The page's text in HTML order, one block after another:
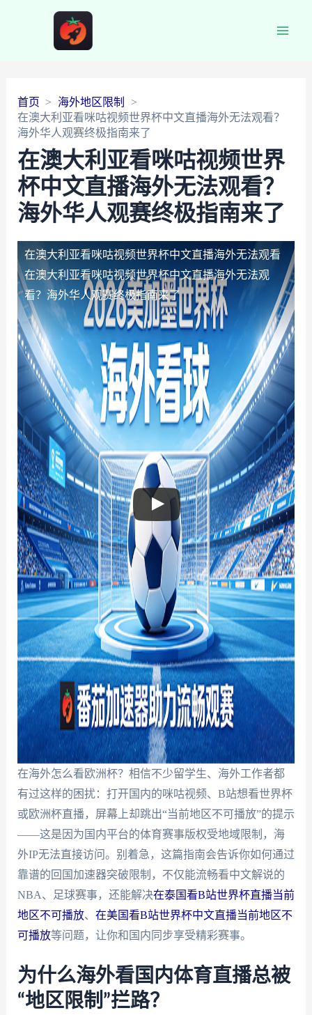
首页
海外地区限制
在澳大利亚看咪咕视频世界杯中文直播海外无法观看？
海外华人观赛终极指南来了
在澳大利亚看咪咕视频世界
杯中文直播海外无法观看？
海外华人观赛终极指南来了
在澳大利亚看咪咕视频世界杯中文直播海外无法观看
在澳大利亚看咪咕视频世界杯中文直播海外无法观
看？海外华人观赛终极指南来了
在海外怎么看欧洲杯？相信不少留学生、海外工作者都
有过这样的困扰：打开国内的咪咕视频、B站想看世界杯
或欧洲杯直播，屏幕上却跳出“当前地区不可播放”的提示
——这是因为国内平台的体育赛事版权受地域限制，海
外IP无法直接访问。别着急，这篇指南会告诉你如何通过
靠谱的回国加速器突破限制，不仅能流畅看中文解说的
NBA、足球赛事，还能解决在泰国看B站世界杯直播当前
地区不可播放、 在美国看B站世界杯中文直播当前地区不
可播放等问题，让你和国内同步享受精彩赛事。
为什么海外看国内体育直播总被
“地区限制”拦路？